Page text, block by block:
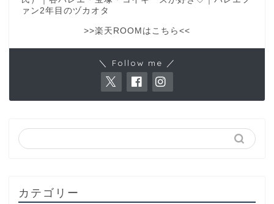
ァン2年目のヅカオタ
>>楽天ROOMはこちら<<
＼ Follow me ／
カテゴリー